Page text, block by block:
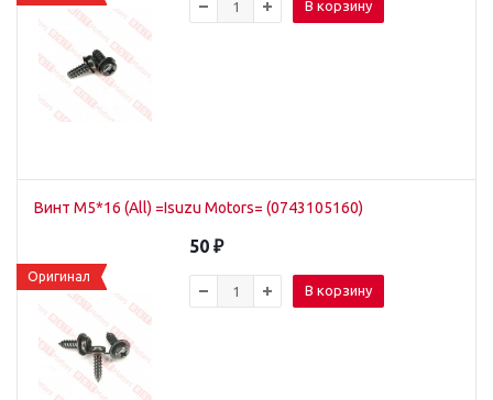
В корзину
Винт M5*16 (All) =Isuzu Motors= (0743105160)
Оригинал
50 ₽
В корзину